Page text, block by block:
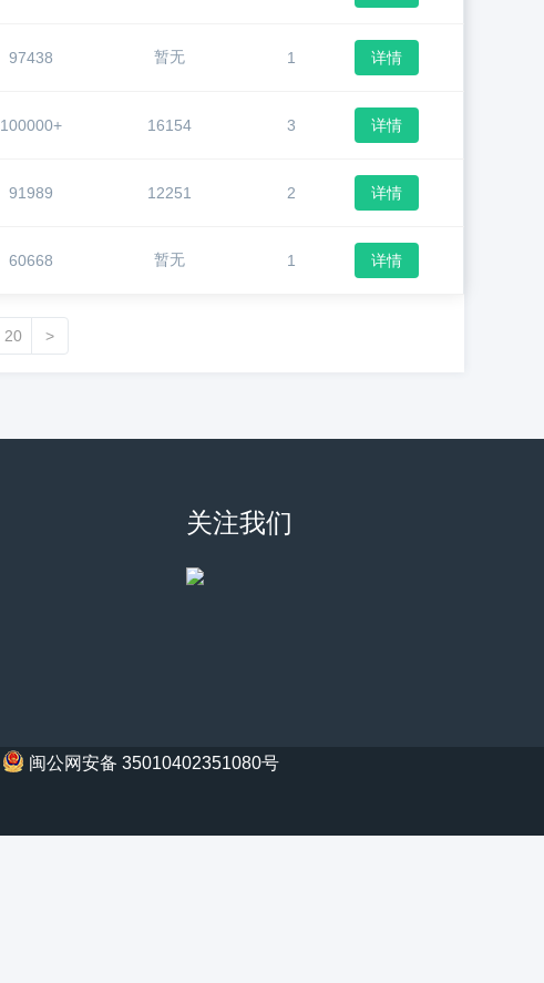
97438 暂无 1 详情
100000+ 16154 3 详情
91989 12251 2 详情
60668 暂无 1 详情
20 >
关注我们
闽公网安备 35010402351080号